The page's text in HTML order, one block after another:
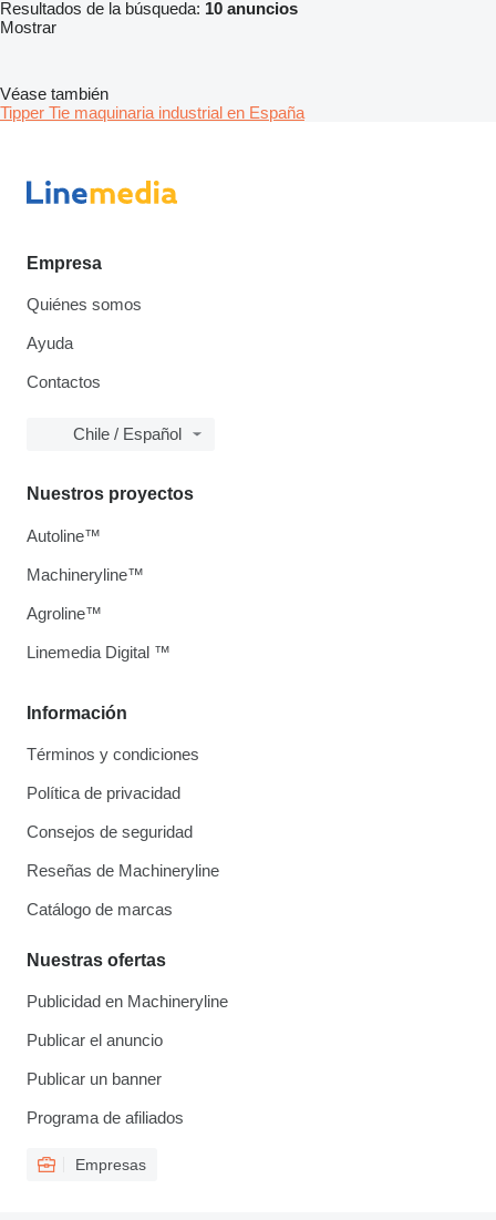
Resultados de la búsqueda: 10 anuncios
Mostrar
Véase también
Tipper Tie maquinaria industrial en España
Empresa
Quiénes somos
Ayuda
Contactos
Chile / Español
Información
Términos y condiciones
Política de privacidad
Consejos de seguridad
Reseñas de Machineryline
Catálogo de marcas
Nuestras ofertas
Publicidad en Machineryline
Publicar el anuncio
Publicar un banner
Programa de afiliados
Empresas
Nuestros proyectos
Autoline™
Machineryline™
Agroline™
Linemedia Digital ™